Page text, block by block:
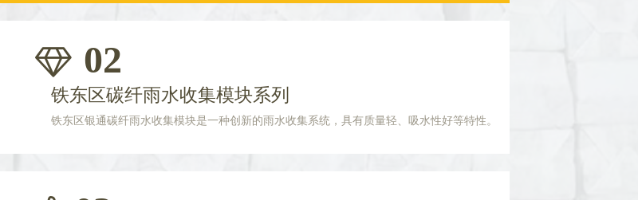
02
铁东区碳纤雨水收集模块系列
铁东区银通碳纤雨水收集模块是一种创新的雨水收集系统，具有质量轻、吸水性好等特性。